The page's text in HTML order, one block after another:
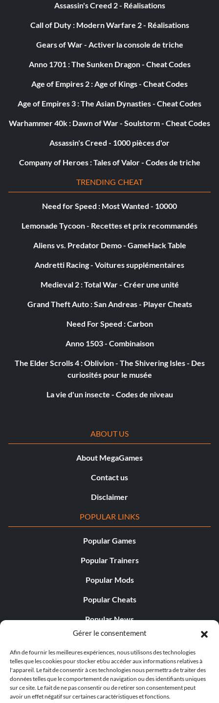
Gérer le consentement
Afin de fournir les meilleures expériences, nous utilisons des technologies
telles que les cookies pour stocker et/ou accéder aux informations relatives à
l'appareil. Le fait de consentir à ces technologies nous permettra de traiter des
données telles que le comportement de navigation ou des identifiants uniques
sur ce site. Le fait de ne pas consentir ou de retirer son consentement peut
avoir un effet négatif sur certaines caractéristiques et fonctions.
Assassin's Creed 2 - Réalisations
Call of Duty : Modern Warfare 2 - Réalisations
Gears of War - Activer la console de triche
Anno 1701 : The Sunken Dragon - Cheat Codes
Age of Empires 2 : Age of Kings - Cheat Codes
Age of Empires 3 : The Asian Dynasties - Cheat Codes
Warhammer 40k : Dawn of War - Soulstorm - Cheat Codes
Assassin's Creed - 1000 pièces d'or
Company of Heroes : Tales of Valor - Codes de triche
TRENDING CHEAT
Need for Speed : Most Wanted - 10000
Lemonade Tycoon - Recettes et prix recommandés
Aliens vs. Predator Demo - GameHack Table
Andretti Racing - Voitures supplémentaires
Medieval 2 : Total War - Créer une unité
Grand Theft Auto : San Andreas - Player Cheats
Need For Speed : Carbon
Anno 1503 - Combinaison
The Elder Scrolls 4 : Oblivion - The Shivering Isles - Des
curiosités pour le musée
La vie d'un insecte - Codes de niveau
ABOUT US
About MegaGames
Contact us
Disclaimer
POPULAR LINKS
Popular Games
Popular Trainers
Popular Mods
Popular Cheats
Popular News
Popular Editorials
Popular Free Games
LATEST UPDATES